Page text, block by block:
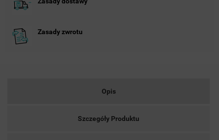
Zasady zwrotu
Opis
Szczegóły Produktu